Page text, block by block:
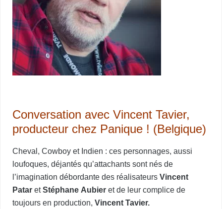
Conversation avec Vincent Tavier,
producteur chez Panique ! (Belgique)
Cheval, Cowboy et Indien : ces personnages, aussi
loufoques, déjantés qu’attachants sont nés de
l’imagination débordante des réalisateurs Vincent
Patar etStéphane Aubier et de leur complice de
toujours en production, Vincent Tavier.